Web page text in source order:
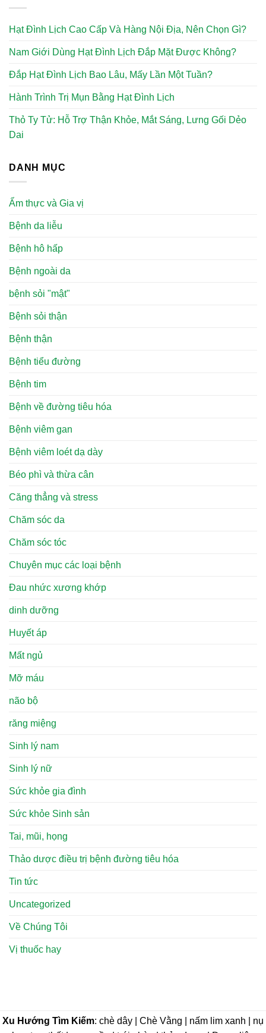
Hạt Đình Lịch Cao Cấp Và Hàng Nội Địa, Nên Chọn Gì?
Nam Giới Dùng Hạt Đình Lịch Đắp Mặt Được Không?
Đắp Hạt Đình Lịch Bao Lâu, Mấy Lần Một Tuần?
Hành Trình Trị Mụn Bằng Hạt Đình Lịch
Thỏ Ty Tử: Hỗ Trợ Thận Khỏe, Mắt Sáng, Lưng Gối Dẻo
Dai
DANH MỤC
Ẩm thực và Gia vị
Bệnh da liễu
Bệnh hô hấp
Bệnh ngoài da
bệnh sỏi "mật"
Bệnh sỏi thận
Bệnh thận
Bệnh tiểu đường
Bệnh tim
Bệnh về đường tiêu hóa
Bệnh viêm gan
Bệnh viêm loét dạ dày
Béo phì và thừa cân
Căng thẳng và stress
Chăm sóc da
Chăm sóc tóc
Chuyên mục các loại bệnh
Đau nhức xương khớp
dinh dưỡng
Huyết áp
Mất ngủ
Mỡ máu
não bộ
răng miệng
Sinh lý nam
Sinh lý nữ
Sức khỏe gia đình
Sức khỏe Sinh sản
Tai, mũi, họng
Thảo dược điều trị bệnh đường tiêu hóa
Tin tức
Uncategorized
Về Chúng Tôi
Vị thuốc hay
Xu Hướng Tìm Kiếm: chè dây | Chè Vằng | nấm lim xanh | nụ